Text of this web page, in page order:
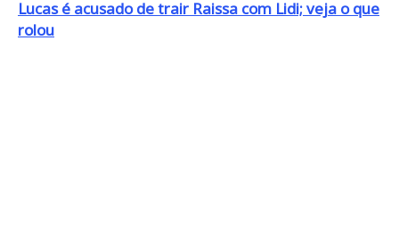
Lucas é acusado de trair Raissa com Lidi; veja o que
rolou